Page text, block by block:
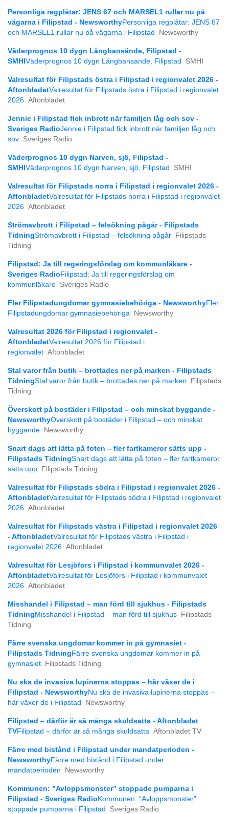
Personliga regplåtar: JENS 67 och MARSEL1 rullar nu på
vägarna i Filipstad - NewsworthyPersonliga regplåtar: JENS 67
och MARSEL1 rullar nu på vägarna i Filipstad
Newsworthy
Väderprognos 10 dygn Långbansände, Filipstad -
SMHI Väderprognos 10 dygn Långbansände, Filipstad SMHI
Valresultat för Filipstads östra i Filipstad i regionvalet 2026 -
AftonbladetValresultat för Filipstads östra i Filipstad i regionvalet
2026 Aftonbladet
Jennie i Filipstad fick inbrott när familjen låg och sov -
Sveriges RadioJennie i Filipstad fick inbrott när familjen låg och
sov Sveriges Radio
Väderprognos 10 dygn Narven, sjö, Filipstad -
SMHI Väderprognos 10 dygn Narven, sjö, Filipstad SMHI
Valresultat för Filipstads norra i Filipstad i regionvalet 2026 -
AftonbladetValresultat för Filipstads norra i Filipstad i regionvalet
2026 Aftonbladet
Strömavbrott i Filipstad – felsökning pågår - Filipstads
TidningStrömavbrott i Filipstad – felsökning pågår
Filipstads
Tidning
Filipstad: Ja till regeringsförslag om kommunläkare -
Sveriges Radio Filipstad: Ja till regeringsförslag om
kommunläkare Sveriges Radio
Fler Filipstadungdomar gymnasiebehöriga - NewsworthyFler
Filipstadungdomar gymnasiebehöriga
Newsworthy
Valresultat 2026 för Filipstad i regionvalet -
AftonbladetValresultat 2026 för Filipstad i
regionvalet Aftonbladet
Stal varor från butik – brottades ner på marken - Filipstads
TidningStal varor från butik – brottades ner på marken
Filipstads
Tidning
Överskott på bostäder i Filipstad – och minskat byggande -
NewsworthyÖverskott på bostäder i Filipstad – och minskat
byggande
Newsworthy
Snart dags att lätta på foten – fler fartkameror sätts upp -
Filipstads TidningSnart dags att lätta på foten – fler fartkameror
sätts upp
Filipstads Tidning
Valresultat för Filipstads södra i Filipstad i regionvalet 2026 -
AftonbladetValresultat för Filipstads södra i Filipstad i regionvalet
2026 Aftonbladet
Valresultat för Filipstads västra i Filipstad i regionvalet 2026
- AftonbladetValresultat för Filipstads västra i Filipstad i
regionvalet 2026 Aftonbladet
Valresultat för Lesjöfors i Filipstad i kommunvalet 2026 -
AftonbladetValresultat för Lesjöfors i Filipstad i kommunvalet
2026 Aftonbladet
Misshandel i Filipstad – man förd till sjukhus - Filipstads
Tidning Misshandel i Filipstad – man förd till sjukhus
Filipstads
Tidning
Färre svenska ungdomar kommer in på gymnasiet -
Filipstads Tidning Färre svenska ungdomar kommer in på
gymnasiet
Filipstads Tidning
Nu ska de invasiva lupinerna stoppas – här växer de i
Filipstad - NewsworthyNu ska de invasiva lupinerna stoppas –
här växer de i Filipstad
Newsworthy
Filipstad – därför är så många skuldsatta - Aftonbladet
TVFilipstad – därför är så många skuldsatta Aftonbladet TV
Färre med bistånd i Filipstad under mandatperioden -
NewsworthyFärre med bistånd i Filipstad under
mandatperioden
Newsworthy
Kommunen: ”Avloppsmonster” stoppade pumparna i
Filipstad - Sveriges Radio Kommunen: ”Avloppsmonster”
stoppade pumparna i Filipstad
Sveriges Radio